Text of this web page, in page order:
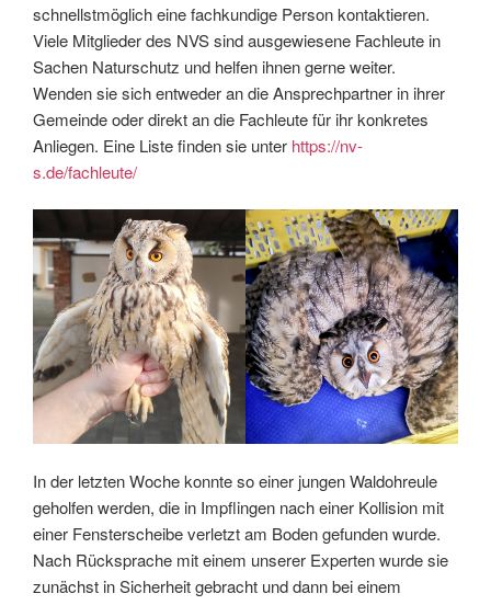
schnellstmöglich eine fachkundige Person kontaktieren.
Viele Mitglieder des NVS sind ausgewiesene Fachleute in
Sachen Naturschutz und helfen ihnen gerne weiter.
Wenden sie sich entweder an die Ansprechpartner in ihrer
Gemeinde oder direkt an die Fachleute für ihr konkretes
Anliegen. Eine Liste finden sie unter https://nv-
s.de/fachleute/
In der letzten Woche konnte so einer jungen Waldohreule
geholfen werden, die in Impflingen nach einer Kollision mit
einer Fensterscheibe verletzt am Boden gefunden wurde.
Nach Rücksprache mit einem unserer Experten wurde sie
zunächst in Sicherheit gebracht und dann bei einem